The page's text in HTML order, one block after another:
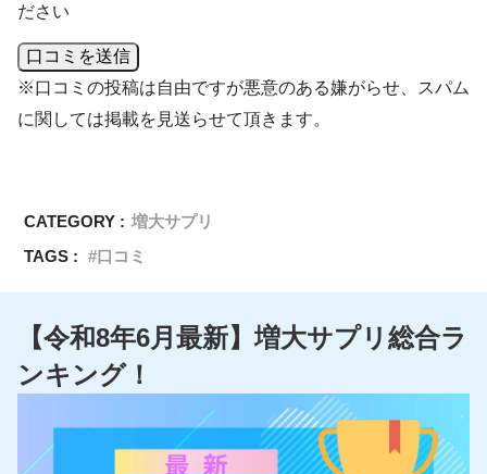
ださい
口コミを送信
※口コミの投稿は自由ですが悪意のある嫌がらせ、スパム
に関しては掲載を見送らせて頂きます。
CATEGORY : 増大サプリ
TAGS :
口コミ
【令和8年6月最新】増大サプリ総合ラ
ンキング！